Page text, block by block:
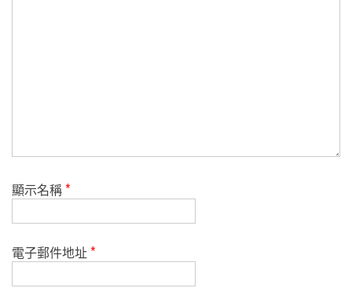
顯示名稱*
電子郵件地址*